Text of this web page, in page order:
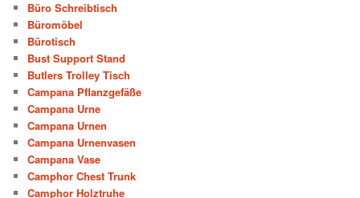
Büro Schreibtisch
Büromöbel
Bürotisch
Bust Support Stand
Butlers Trolley Tisch
Campana Pflanzgefäße
Campana Urne
Campana Urnen
Campana Urnenvasen
Campana Vase
Camphor Chest Trunk
Camphor Holztruhe